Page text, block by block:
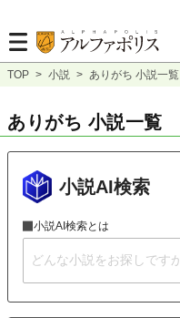
TOP > 小説 > ありがち 小説一覧
ありがち 小説一覧
小説AI検索
小説AI検索とは